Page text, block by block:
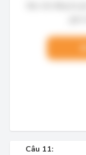
Câu 11: